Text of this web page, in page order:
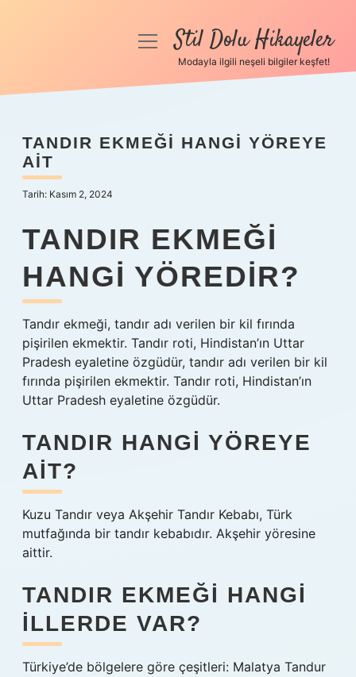
Anasayfa
Yasal Uyarı
Hakkımızda
menüyüStil Dolu Hikayeler
Modayla ilgili neşeli bilgiler keşfet!
TANDIR EKMEĞI HANGI YÖREYE
AIT
Tarih: Kasım 2, 2024
TANDIR EKMEĞI
HANGI YÖREDIR?
Tandır ekmeği, tandır adı verilen bir kil fırında
pişirilen ekmektir. Tandır roti, Hindistan’ın Uttar
Pradesh eyaletine özgüdür, tandır adı verilen bir kil
fırında pişirilen ekmektir. Tandır roti, Hindistan’ın
Uttar Pradesh eyaletine özgüdür.
TANDIR HANGI YÖREYE
AIT?
Kuzu Tandır veya Akşehir Tandır Kebabı, Türk
mutfağında bir tandır kebabıdır. Akşehir yöresine
aittir.
TANDIR EKMEĞI HANGI
ILLERDE VAR?
Türkiye’de bölgelere göre çeşitleri: Malatya Tandur